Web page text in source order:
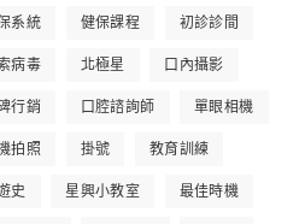
系統 健保課程 初診診間
病毒 北極星 口內攝影
行銷 口腔諮詢師 單眼相機
拍照 掛號 教育訓練
史 星興小教室 最佳時機